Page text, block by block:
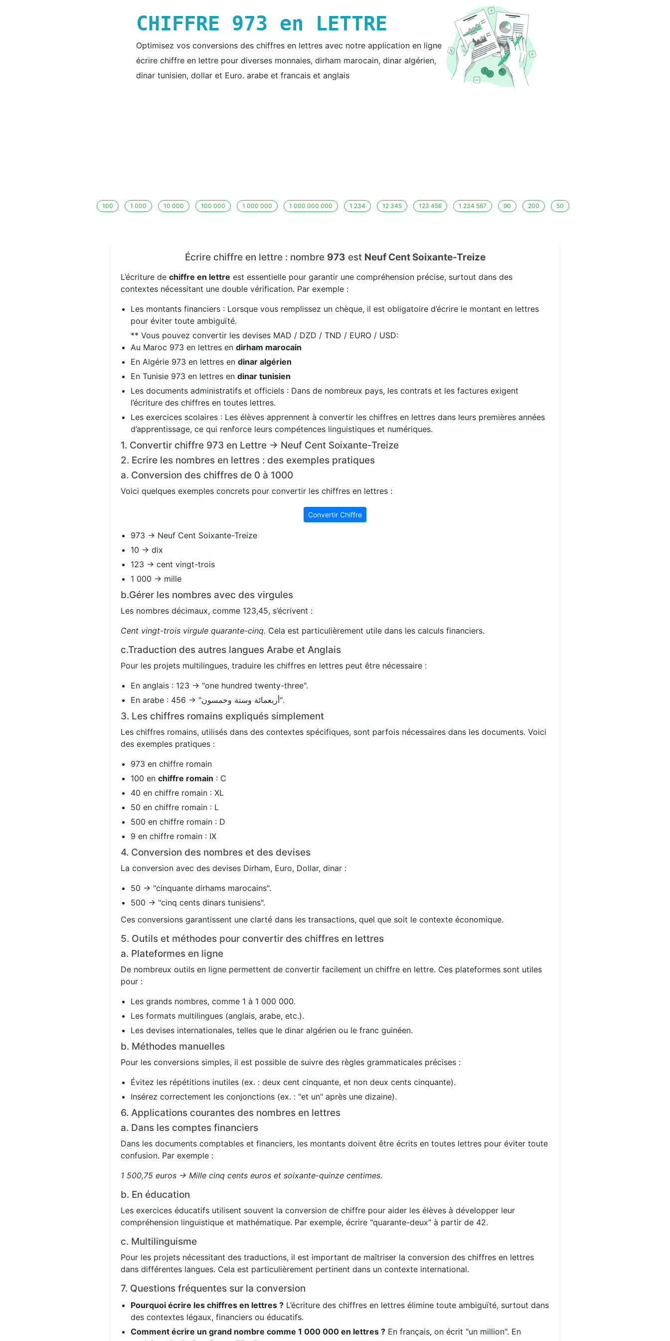
CHIFFRE 973 en LETTRE
Optimisez vos conversions des chiffres en lettres avec notre application en ligne
écrire chiffre en lettre pour diverses monnaies, dirham marocain, dinar algérien,
dinar tunisien, dollar et Euro. arabe et francais et anglais
100 1 000 10 000 100 000 1 000 000 1 000 000 000 1 234 12 345 123 456 1 234 567 90 200 50
Écrire chiffre en lettre : nombre 973 est Neuf Cent Soixante-Treize
L’écriture de chiffre en lettre est essentielle pour garantir une compréhension précise, surtout dans des
contextes nécessitant une double vérification. Par exemple :
Les montants financiers : Lorsque vous remplissez un chèque, il est obligatoire d’écrire le montant en lettres
pour éviter toute ambiguïté.
** Vous pouvez convertir les devises MAD / DZD / TND / EURO / USD:
Au Maroc 973 en lettres en dirham marocain
En Algérie 973 en lettres en dinar algérien
En Tunisie 973 en lettres en dinar tunisien
Les documents administratifs et officiels : Dans de nombreux pays, les contrats et les factures exigent
l’écriture des chiffres en toutes lettres.
Les exercices scolaires : Les élèves apprennent à convertir les chiffres en lettres dans leurs premières années
d’apprentissage, ce qui renforce leurs compétences linguistiques et numériques.
1. Convertir chiffre 973 en Lettre → Neuf Cent Soixante-Treize
2. Ecrire les nombres en lettres : des exemples pratiques
a. Conversion des chiffres de 0 à 1000
Voici quelques exemples concrets pour convertir les chiffres en lettres :
Convertir Chiffre
973 → Neuf Cent Soixante-Treize
10 → dix
123 → cent vingt-trois
1 000 → mille
b.Gérer les nombres avec des virgules
Les nombres décimaux, comme 123,45, s’écrivent :
Cent vingt-trois virgule quarante-cinq. Cela est particulièrement utile dans les calculs financiers.
c.Traduction des autres langues Arabe et Anglais
Pour les projets multilingues, traduire les chiffres en lettres peut être nécessaire :
En anglais : 123 → "one hundred twenty-three".
En arabe : 456 → "أربعمائة وستة وخمسون".
3. Les chiffres romains expliqués simplement
Les chiffres romains, utilisés dans des contextes spécifiques, sont parfois nécessaires dans les documents. Voici
des exemples pratiques :
973 en chiffre romain
100 en chiffre romain : C
40 en chiffre romain : XL
50 en chiffre romain : L
500 en chiffre romain : D
9 en chiffre romain : IX
4. Conversion des nombres et des devises
La conversion avec des devises Dirham, Euro, Dollar, dinar :
50 → "cinquante dirhams marocains".
500 → "cinq cents dinars tunisiens".
Ces conversions garantissent une clarté dans les transactions, quel que soit le contexte économique.
5. Outils et méthodes pour convertir des chiffres en lettres
a. Plateformes en ligne
De nombreux outils en ligne permettent de convertir facilement un chiffre en lettre. Ces plateformes sont utiles
pour :
Les grands nombres, comme 1 à 1 000 000.
Les formats multilingues (anglais, arabe, etc.).
Les devises internationales, telles que le dinar algérien ou le franc guinéen.
b. Méthodes manuelles
Pour les conversions simples, il est possible de suivre des règles grammaticales précises :
Évitez les répétitions inutiles (ex. : deux cent cinquante, et non deux cents cinquante).
Insérez correctement les conjonctions (ex. : "et un" après une dizaine).
6. Applications courantes des nombres en lettres
a. Dans les comptes financiers
Dans les documents comptables et financiers, les montants doivent être écrits en toutes lettres pour éviter toute
confusion. Par exemple :
1 500,75 euros → Mille cinq cents euros et soixante-quinze centimes.
b. En éducation
Les exercices éducatifs utilisent souvent la conversion de chiffre pour aider les élèves à développer leur
compréhension linguistique et mathématique. Par exemple, écrire "quarante-deux" à partir de 42.
c. Multilinguisme
Pour les projets nécessitant des traductions, il est important de maîtriser la conversion des chiffres en lettres
dans différentes langues. Cela est particulièrement pertinent dans un contexte international.
7. Questions fréquentes sur la conversion
Pourquoi écrire les chiffres en lettres ? L’écriture des chiffres en lettres élimine toute ambiguïté, surtout dans
des contextes légaux, financiers ou éducatifs.
Comment écrire un grand nombre comme 1 000 000 en lettres ? En français, on écrit "un million". En